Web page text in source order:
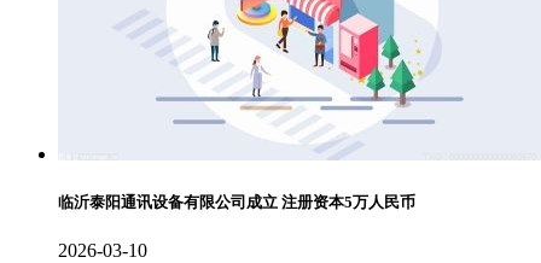
临沂泰阳通讯设备有限公司成立 注册资本5万人民币
2026-03-10